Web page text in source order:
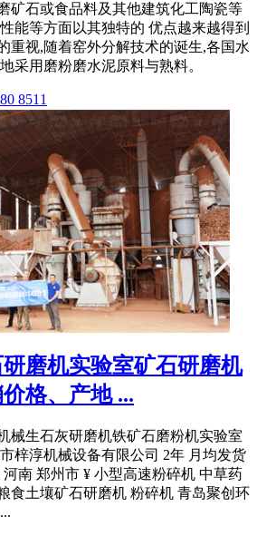
矿石或食品料及其他建筑化工陶瓷等
能等方面以其独特的 优点越来越得到
重视,随着窑外分解技术的诞生,各国水
采用磨粉磨水泥原料与熟料。
8511
磨机实验室矿石研磨机
格、产地 ...
械生石灰研磨机铁矿石磨粉机实验室
梓淳机械设备有限公司 2年 月均发货
南 郑州市 ¥ 小型高速粉碎机 中草药
食土壤矿石研磨机 粉碎机 青岛聚创环